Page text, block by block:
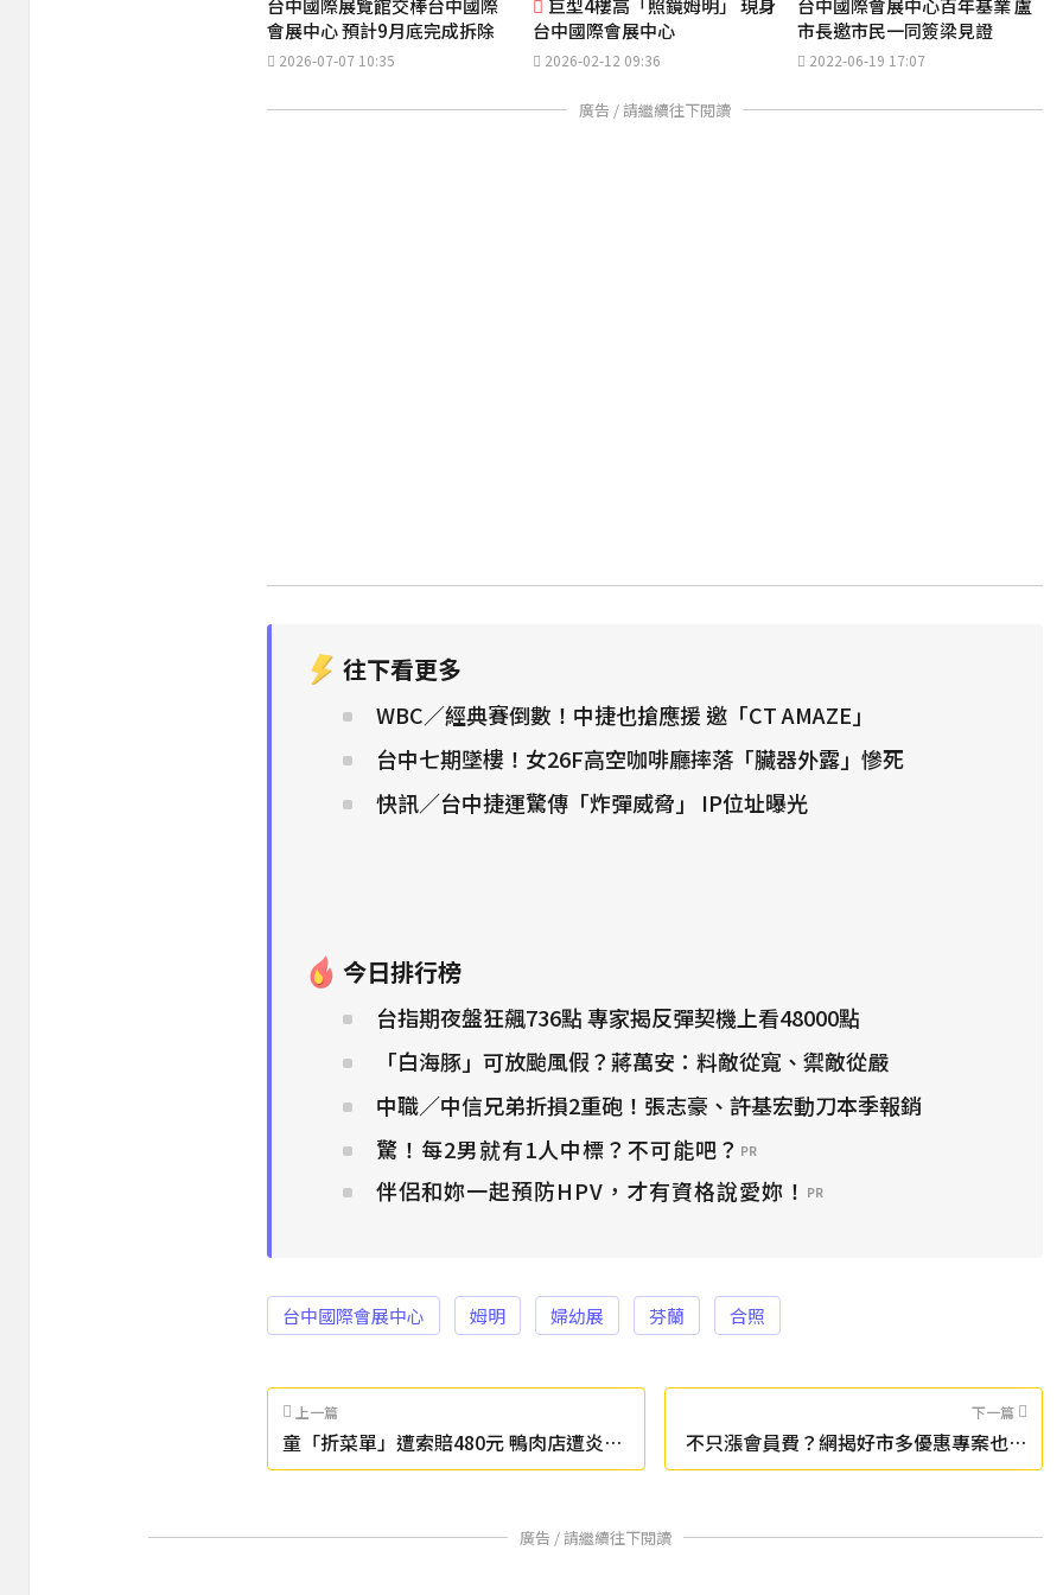
台中國際展覽館交棒台中國際
會展中心 預計9月底完成拆除
2026-07-07 10:35
巨型4樓高「照鏡姆明」 現身
台中國際會展中心
2026-02-12 09:36
台中國際會展中心百年基業 盧
市長邀市民一同簽梁見證
2022-06-19 17:07
廣告 / 請繼續往下閱讀
往下看更多
WBC／經典賽倒數！中捷也搶應援 邀「CT AMAZE」
台中七期墜樓！女26F高空咖啡廳摔落「臟器外露」慘死
快訊／台中捷運驚傳「炸彈威脅」 IP位址曝光
今日排行榜
台指期夜盤狂飆736點 專家揭反彈契機上看48000點
「白海豚」可放颱風假？蔣萬安：料敵從寬、禦敵從嚴
中職／中信兄弟折損2重砲！張志豪、許基宏動刀本季報銷
驚！每2男就有1人中標？不可能吧？ PR
伴侶和妳一起預防HPV，才有資格說愛妳！ PR
台中國際會展中心 姆明 婦幼展 芬蘭 合照
上一篇
童「折菜單」遭索賠480元 鴨肉店遭炎上
急滅火
下一篇
不只漲會員費？網揭好市多優惠專案也縮
水
廣告 / 請繼續往下閱讀